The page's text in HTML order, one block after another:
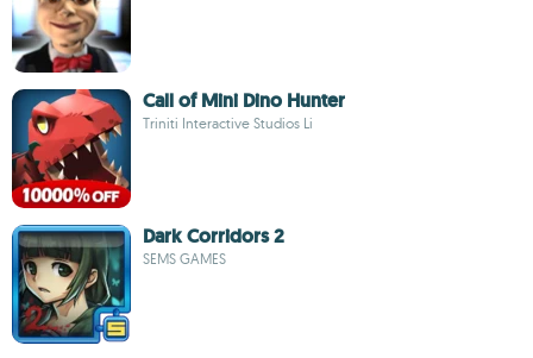
Call of Mini Dino Hunter
Triniti Interactive Studios Li
Dark Corridors 2
SEMS GAMES